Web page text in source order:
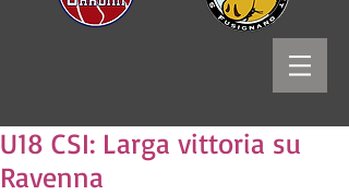
U18 CSI: Larga vittoria su
Ravenna